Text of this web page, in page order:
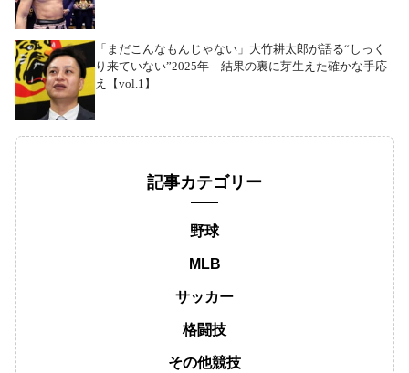
「まだこんなもんじゃない」大竹耕太郎が語る“しっく
り来ていない”2025年 結果の裏に芽生えた確かな手応
え【vol.1】
記事カテゴリー
野球
MLB
サッカー
格闘技
その他競技